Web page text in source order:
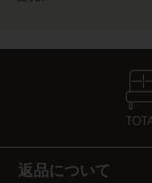
返品について